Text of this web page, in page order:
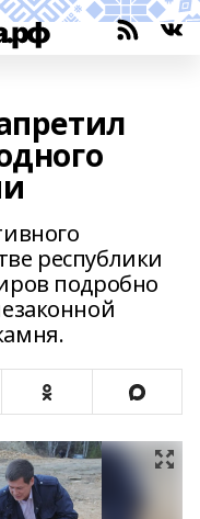
республики
подробно